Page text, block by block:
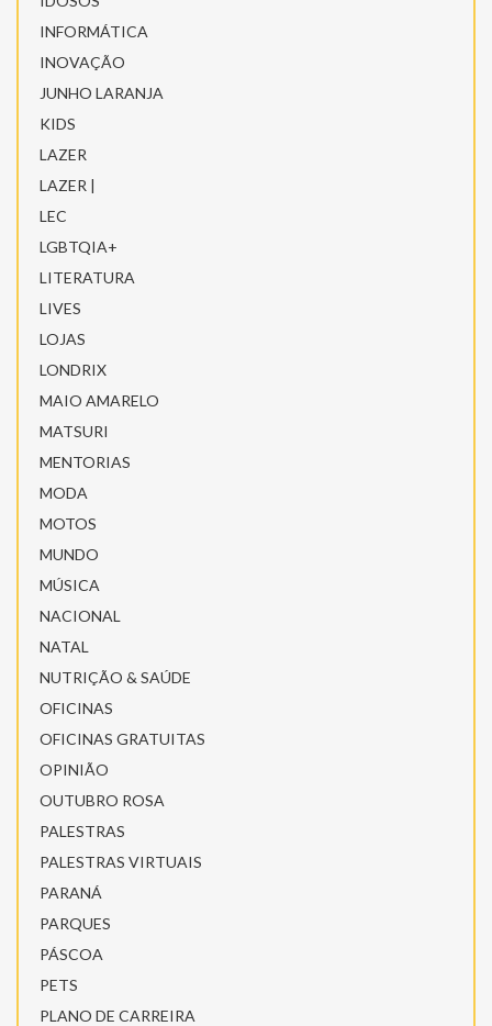
INFORMÁTICA
INOVAÇÃO
JUNHO LARANJA
KIDS
LAZER
LAZER |
LEC
LGBTQIA+
LITERATURA
LIVES
LOJAS
LONDRIX
MAIO AMARELO
MATSURI
MENTORIAS
MODA
MOTOS
MUNDO
MÚSICA
NACIONAL
NATAL
NUTRIÇÃO & SAÚDE
OFICINAS
OFICINAS GRATUITAS
OPINIÃO
OUTUBRO ROSA
PALESTRAS
PALESTRAS VIRTUAIS
PARANÁ
PARQUES
PÁSCOA
PETS
PLANO DE CARREIRA